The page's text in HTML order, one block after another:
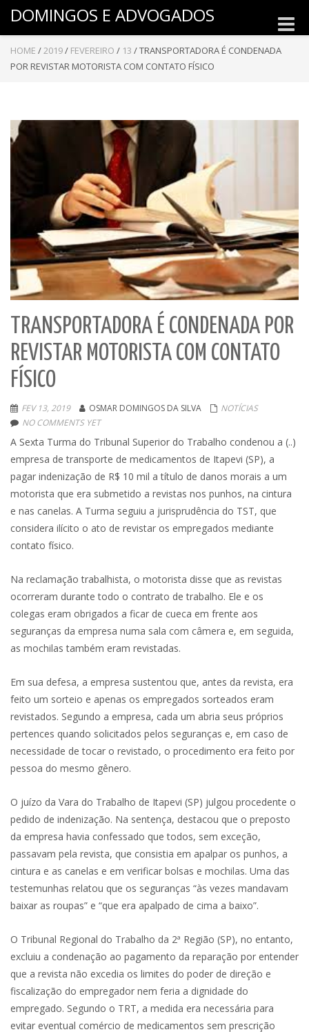
DOMINGOS E ADVOGADOS
Toggle
HOME /2019/ FEVEREIRO / 13 /TRANSPORTADORA É CONDENADA
POR REVISTAR MOTORISTA COM CONTATO FÍSICO
TRANSPORTADORA É CONDENADA POR
REVISTAR MOTORISTA COM CONTATO
FÍSICO
FEV 13, 2019 OSMAR DOMINGOS DA SILVA
NOTÍCIAS
NO COMMENTS YET
A Sexta Turma do Tribunal Superior do Trabalho condenou a (..)
empresa de transporte de medicamentos de Itapevi (SP), a
pagar indenização de R$ 10 mil a título de danos morais a um
motorista que era submetido a revistas nos punhos, na cintura
e nas canelas. A Turma seguiu a jurisprudência do TST, que
considera ilícito o ato de revistar os empregados mediante
contato físico.
Na reclamação trabalhista, o motorista disse que as revistas
ocorreram durante todo o contrato de trabalho. Ele e os
colegas eram obrigados a ficar de cueca em frente aos
seguranças da empresa numa sala com câmera e, em seguida,
as mochilas também eram revistadas.
Em sua defesa, a empresa sustentou que, antes da revista, era
feito um sorteio e apenas os empregados sorteados eram
revistados. Segundo a empresa, cada um abria seus próprios
pertences quando solicitados pelos seguranças e, em caso de
necessidade de tocar o revistado, o procedimento era feito por
pessoa do mesmo gênero.
O juízo da Vara do Trabalho de Itapevi (SP) julgou procedente o
pedido de indenização. Na sentença, destacou que o preposto
da empresa havia confessado que todos, sem exceção,
passavam pela revista, que consistia em apalpar os punhos, a
cintura e as canelas e em verificar bolsas e mochilas. Uma das
testemunhas relatou que os seguranças “às vezes mandavam
baixar as roupas” e “que era apalpado de cima a baixo”.
O Tribunal Regional do Trabalho da 2ª Região (SP), no entanto,
excluiu a condenação ao pagamento da reparação por entender
que a revista não excedia os limites do poder de direção e
fiscalização do empregador nem feria a dignidade do
empregado. Segundo o TRT, a medida era necessária para
evitar eventual comércio de medicamentos sem prescrição